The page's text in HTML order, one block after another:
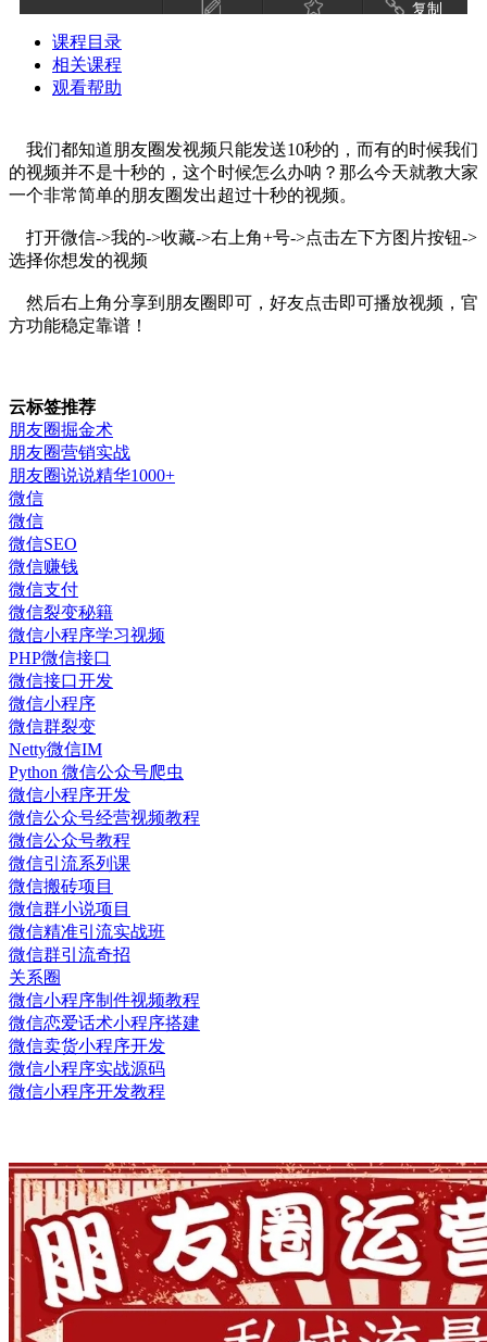
复制
课程目录
相关课程
观看帮助
我们都知道朋友圈发视频只能发送10秒的，而有的时候我们
的视频并不是十秒的，这个时候怎么办呐？那么今天就教大家
一个非常简单的朋友圈发出超过十秒的视频。
打开微信->我的->收藏->右上角+号->点击左下方图片按钮->
选择你想发的视频
然后右上角分享到朋友圈即可，好友点击即可播放视频，官
方功能稳定靠谱！
云标签推荐
朋友圈掘金术
朋友圈营销实战
朋友圈说说精华1000+
微信
微信
微信SEO
微信赚钱
微信支付
微信裂变秘籍
微信小程序学习视频
PHP微信接口
微信接口开发
微信小程序
微信群裂变
Netty微信IM
Python 微信公众号爬虫
微信小程序开发
微信公众号经营视频教程
微信公众号教程
微信引流系列课
微信搬砖项目
微信群小说项目
微信精准引流实战班
微信群引流奇招
关系圈
微信小程序制件视频教程
微信恋爱话术小程序搭建
微信卖货小程序开发
微信小程序实战源码
微信小程序开发教程